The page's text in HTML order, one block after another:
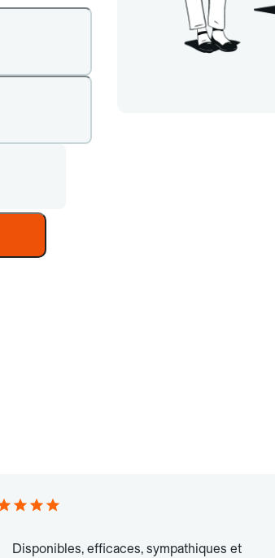
Disponibles, efficaces, sympathiques et